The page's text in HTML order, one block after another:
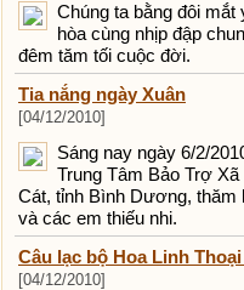
Chúng ta bằng đôi
hòa cùng nhịp đập
đêm tăm tối cuộc đời.
Tia nắng ngày Xuân
[04/12/2010]
Sáng nay ngày 6/2/
Trung Tâm Bảo Trợ
Cát, tỉnh Bình Dương, thăm
và các em thiếu nhi.
Câu lạc bộ Hoa Linh
[04/12/2010]